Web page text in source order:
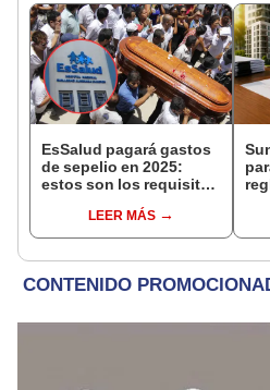
EsSalud pagará gastos
de sepelio en 2025:
estos son los requisitos
recibir este apoyo
económico en el Perú
LEER MÁS